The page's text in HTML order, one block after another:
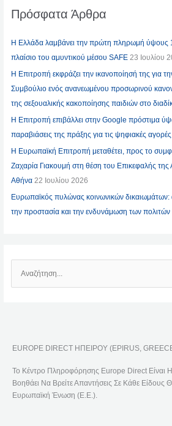
Πρόσφατα Άρθρα
Η Ελλάδα λαμβάνει την πρώτη πληρωμή ύψους
πλαίσιο του αμυντικού μέσου SAFE 23 Ιουλίου
Η Επιτροπή εκφράζει την ικανοποίησή της για
Συμβούλιο ενός ανανεωμένου προσωρινού
της σεξουαλικής κακοποίησης παιδιών στο
Η Επιτροπή επιβάλλει στην Google πρόστιμα
παραβιάσεις της πράξης για τις ψηφιακές αγορές
Η Ευρωπαϊκή Επιτροπή μεταθέτει, προς το
Ζαχαρία Γιακουμή στη θέση του Επικεφαλής της
Αθήνα 22 Ιουλίου 2026
Ευρωπαϊκός πυλώνας κοινωνικών δικαιωμάτων:
την προστασία και την ενδυνάμωση των
Ν
Τ
Σ
Η
EUROPE DIRECT ΗΠΕΙΡΟΥ (EPIRUS,
Το Κέντρο Πληροφόρησης Europe Direct Είναι
Βοηθάει Να Βρείτε Απαντήσεις Σε Κάθε Είδους
Ευρωπαϊκή Ένωση (Ε.Ε.).